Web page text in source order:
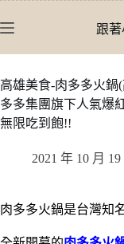
至
內
容
跟
高雄美食-肉多多火鍋
多多集團旗下人氣爆
無限吃到飽!!
2021 年 10 月 19
肉多多火鍋是台灣知